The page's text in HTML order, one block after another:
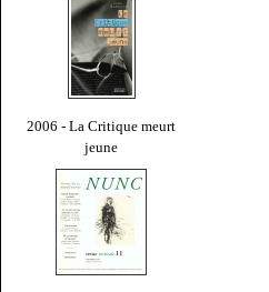
2006 - La Critique meurt
jeune